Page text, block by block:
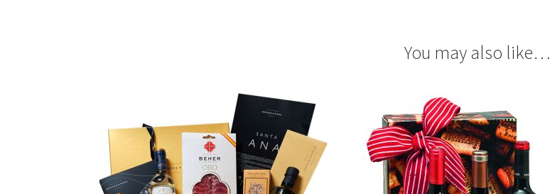
You may also like…